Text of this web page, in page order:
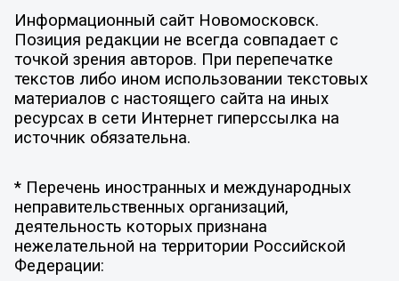
Информационный сайт Новомосковск.
Позиция редакции не всегда совпадает с
точкой зрения авторов. При перепечатке
текстов либо ином использовании текстовых
материалов с настоящего сайта на иных
ресурсах в сети Интернет гиперссылка на
источник обязательна.
* Перечень иностранных и международных
неправительственных организаций,
деятельность которых признана
нежелательной на территории Российской
Федерации: